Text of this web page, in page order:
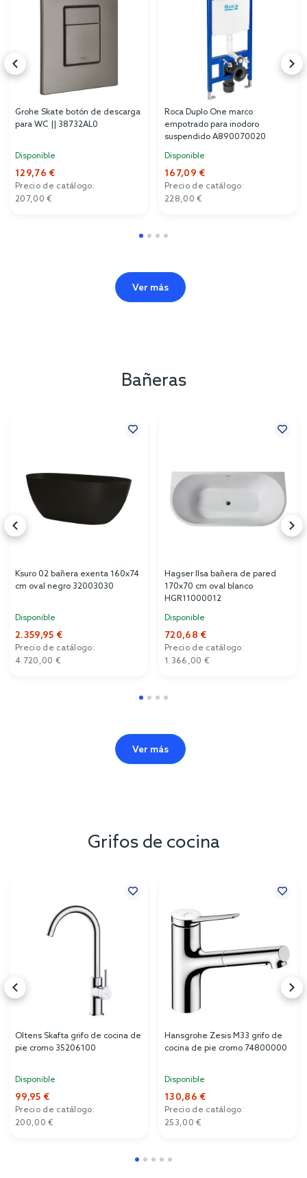
Grohe Skate botón de descarga
para WC || 38732AL0
Disponible
129,76 €
Precio de catálogo:
207,00 €
Roca Duplo One marco
empotrado para inodoro
suspendido A890070020
Disponible
167,09 €
Precio de catálogo:
228,00 €
Ver más
Bañeras
Ksuro 02 bañera exenta 160x74
cm oval negro 32003030
Disponible
2.359,95 €
Precio de catálogo:
4.720,00 €
Hagser Ilsa bañera de pared
170x70 cm oval blanco
HGR11000012
Disponible
720,68 €
Precio de catálogo:
1.366,00 €
Ver más
Grifos de cocina
Oltens Skafta grifo de cocina de
pie cromo 35206100
Disponible
99,95 €
Precio de catálogo:
200,00 €
Hansgrohe Zesis M33 grifo de
cocina de pie cromo 74800000
Disponible
130,86 €
Precio de catálogo:
253,00 €